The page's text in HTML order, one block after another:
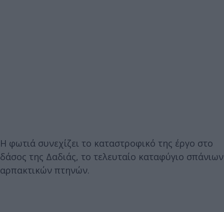
Η φωτιά συνεχίζει το καταστροφικό της έργο στο
δάσος της Δαδιάς, το τελευταίο καταφύγιο σπάνιων
αρπακτικών πτηνών.